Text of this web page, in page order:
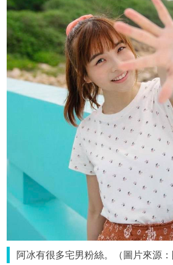
阿冰有很多宅男粉絲。（圖片來源：